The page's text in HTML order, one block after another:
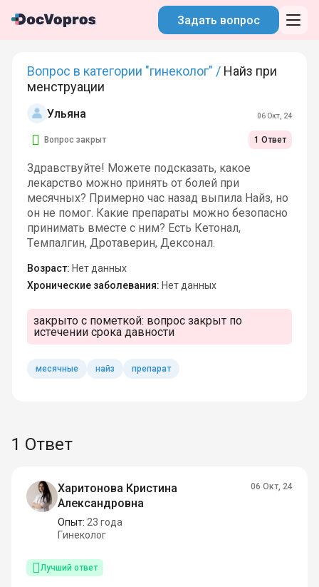
Задать вопрос
Вопрос в категории "гинеколог" / Найз при
менструации
Ульяна 06 Окт, 24
Вопрос закрыт 1 Ответ
Здравствуйте! Можете подсказать, какое
лекарство можно принять от болей при
месячных? Примерно час назад выпила Найз, но
он не помог. Какие препараты можно безопасно
принимать вместе с ним? Есть Кетонал,
Темпалгин, Дротаверин, Дексонал.
Возраст: Нет данных
Хронические заболевания: Нет данных
закрыто с пометкой: вопрос закрыт по
истечении срока давности
месячные найз препарат
1 Ответ
Харитонова Кристина
Александровна
Опыт: 23 года
Гинеколог
06 Окт, 24
Лучший ответ